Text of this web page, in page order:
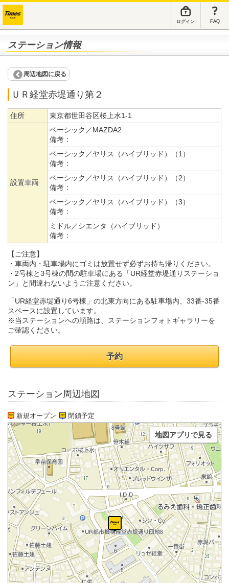
ログイン FAQ
ステーション情報
周辺地図に戻る
ＵＲ経堂赤堤通り第２
住所 東京都世田谷区桜上水1-1
設置車両
ベーシック／MAZDA2
備考：
ベーシック／ヤリス（ハイブリッド）（1）
備考：
ベーシック／ヤリス（ハイブリッド）（2）
備考：
ベーシック／ヤリス（ハイブリッド）（3）
備考：
ミドル／シエンタ（ハイブリッド）
備考：
【ご注意】
・車両内・駐車場内にゴミは放置せず必ずお持ち帰りください。
・2号棟と3号棟の間の駐車場にある「UR経堂赤堤通りステーショ
ン」と間違わないようご注意ください。
「UR経堂赤堤通り6号棟」の北東方向にある駐車場内、33番-35番
スペースに設置しています。
※当ステーションへの順路は、ステーションフォトギャラリーを
ご確認ください。
予約
ステーション周辺地図
新規オープン 閉鎖予定
地図アプリで見る